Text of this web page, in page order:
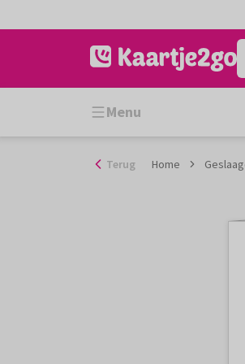
naar
Menu
Terug Home